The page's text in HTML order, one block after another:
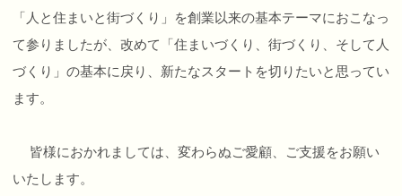
「人と住まいと街づくり」を創業以来の基本テーマにおこなっ
て参りましたが、改めて「住まいづくり、街づくり、そして人
づくり」の基本に戻り、新たなスタートを切りたいと思ってい
ます。
皆様におかれましては、変わらぬご愛顧、ご支援をお願い
いたします。